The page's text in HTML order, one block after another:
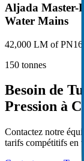
Aljada Master-
Water Mains
42,000 LM of PN16
150 tonnes
Besoin de
Pression à
Contactez notre
tarifs compétitifs en